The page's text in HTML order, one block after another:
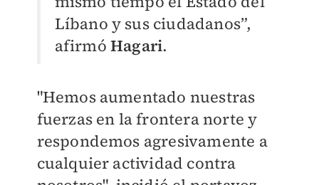
Líbano y sus ciudadanos”,
afirmó Hagari.
"Hemos aumentado nuestras
fuerzas en la frontera norte y
respondemos agresivamente a
cualquier actividad contra